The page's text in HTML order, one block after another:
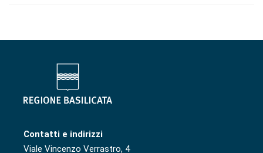
Contatti e indirizzi
Viale Vincenzo Verrastro, 4